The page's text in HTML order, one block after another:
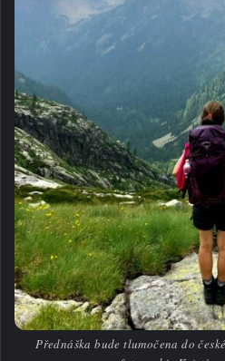
Přednáška bude tlumočena do